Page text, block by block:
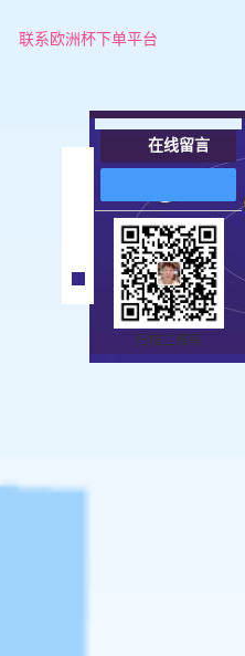
联系欧洲杯下单平台
在线留言
扫描二维码